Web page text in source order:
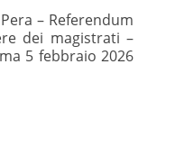
– Referendum
dei magistrati –
5 febbraio 2026